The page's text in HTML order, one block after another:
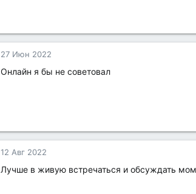
27 Июн 2022
Онлайн я бы не советовал
12 Авг 2022
Лучше в живую встречаться и обсуждать